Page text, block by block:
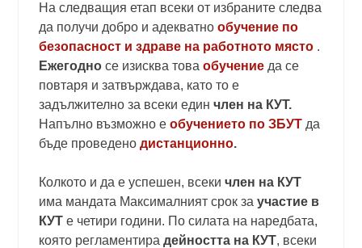
На следващия етап всеки от избраните следва
да получи добро и адекватно обучение по
безопасност и здраве на работното място .
Ежегодно се изисква това обучение да се
повтаря и затвърждава, като то е
задължително за всеки единчлен на КУТ.
Напълно възможно еобучението по ЗБУТ да
бъде проведенодистанционно.
Колкото и да е успешен, всекичлен на КУТ
има мандата Максималният срок заучастие в
КУТ е четири години. По силата на наредбата,
която регламентирадейността на КУТ, всеки